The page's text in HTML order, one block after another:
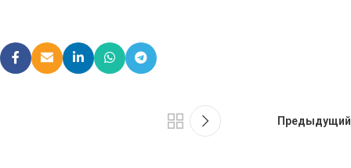
Предыдущий